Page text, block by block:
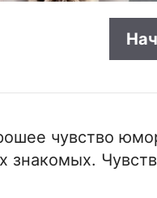
чувство
знакомых.